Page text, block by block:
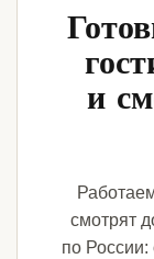
и
смотрят
по России: